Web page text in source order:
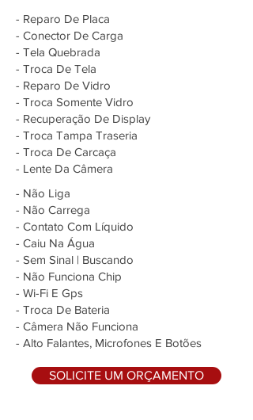
- Reparo De Placa
- Conector De Carga
- Tela Quebrada
- Troca De Tela
- Reparo De Vidro
- Troca Somente Vidro
- Recuperação De Display
- Troca Tampa Traseria
- Troca De Carcaça
- Lente Da Câmera
- Não Liga
- Não Carrega
- Contato Com Líquido
- Caiu Na Água
- Sem Sinal | Buscando
- Não Funciona Chip
- Wi-Fi E Gps
- Troca De Bateria
- Câmera Não Funciona
- Alto Falantes, Microfones E Botões
SOLICITE UM ORÇAMENTO